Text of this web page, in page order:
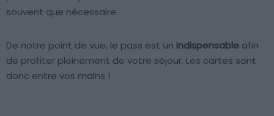
souvent que nécessaire.
De notre point de vue, le pass est un indispensable afin
de profiter pleinement de votre séjour. Les cartes sont
donc entre vos mains !